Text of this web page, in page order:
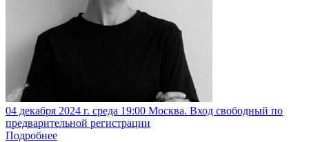
04 декабря 2024 г. среда 19:00 Москва. Вход свободный по
предварительной регистрации
Подробнее